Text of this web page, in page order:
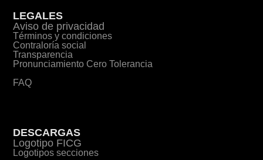
LEGALES
Aviso de privacidad
Términos y condiciones
Contraloría social
Transparencia
Pronunciamiento Cero Tolerancia
FAQ
DESCARGAS
Logotipo FICG
Logotipos secciones